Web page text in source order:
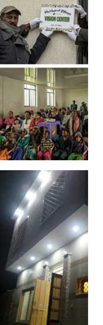
(완공)
NO.5
학교 신축
사무실 포함하여 3칸이하 신
(완공)